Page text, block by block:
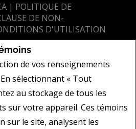
de vos renseignements
sélectionnant « Tout
au stockage de tous les
sur votre appareil. Ces témoins
sur le site, analysent les
| POLITIQUE DE
DE NON-
D'UTILISATION
vérifiée de façon indépendante. Aucune
nature que ce soit est donnée quant
Ne vise pas à solliciter les acheteurs
actuellement sous contrat.
REALTOR® sont des marques déposées
compagnie dont la National Association of
de l'immeuble sont propriétaires.